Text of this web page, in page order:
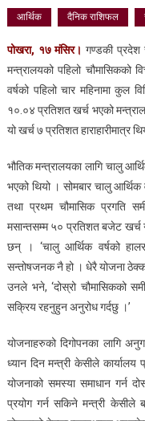
आर्थिक दैनिक राशिफल
पोखरा, १७ मंसिर। गण्डकी प्रदेश
मन्त्रालयको पहिलो चौमासिकको
वर्षको पहिलो चार महिनामा कुल
१०.०४ प्रतिशत खर्च भएको
यो खर्च ७ प्रतिशत हाराहारीमात्र
भौतिक मन्त्रालयका लागि चालु
भएको थियो । सोमबार चालु आर्थिक
तथा प्रथम चौमासिक प्रगति
मसान्तसम्म ५० प्रतिशत बजेट खर्च
छन् । ‘चालु आर्थिक वर्षको
सन्तोषजनक नै हो । धेरै योजना
उनले भने, ‘दोस्रो चौमासिकको
सक्रिय रहनुहुन अनुरोध गर्दछु ।’
योजनाहरुको दिगोपनका लागि
ध्यान दिन मन्त्री केसीले
योजनाको समस्या समाधान गर्न
प्रयोग गर्न सकिने मन्त्री केसीले